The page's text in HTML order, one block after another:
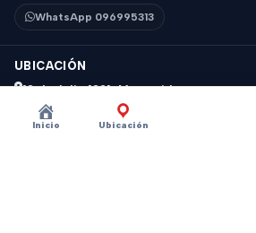
Inicio Ubicación
WhatsApp 096995313
UBICACIÓN
18 de Julio 1831, Montevideo
Horario: 9 a 18 hs